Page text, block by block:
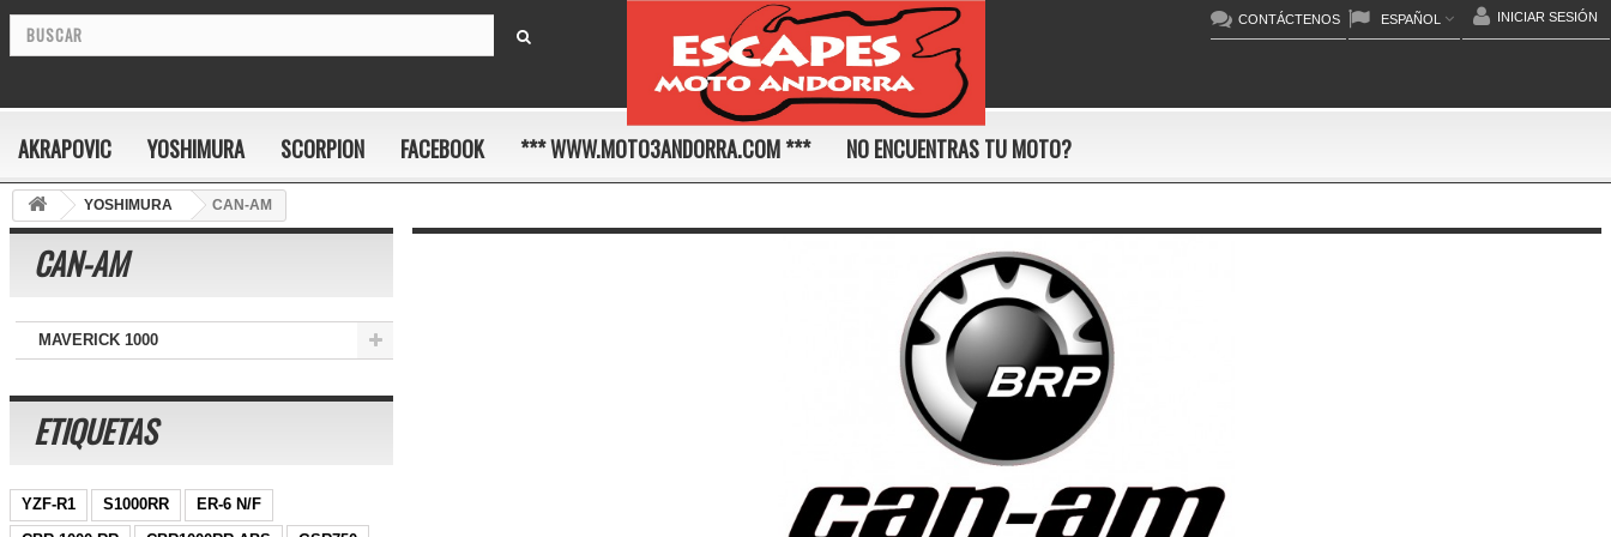
INICIAR SESIÓN
ESPAÑOL
CONTÁCTENOS
AKRAPOVIC YOSHIMURA SCORPION FACEBOOK *** WWW.MOTO3ANDORRA.COM *** NO ENCUENTRAS TU MOTO?
YOSHIMURA CAN-AM
CAN-AM
MAVERICK 1000
ETIQUETAS
YZF-R1 S1000RR
ER-6 N/F